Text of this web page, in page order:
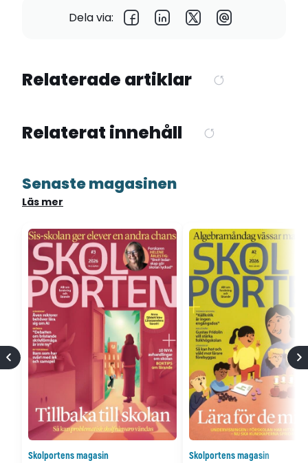
Dela via:
Relaterade artiklar
Relaterat innehåll
Senaste magasinen
Läs mer
Skolportens magasin
Skolportens magasin